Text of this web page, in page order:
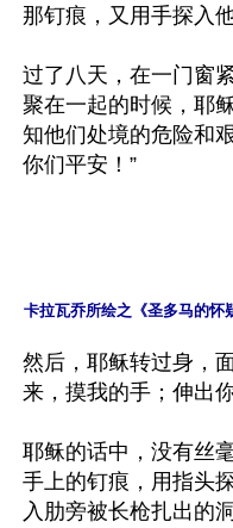
那钉痕，又用手探入
过了八天，在一门窗
聚在一起的时候，耶
知他们处境的危险和
卡拉瓦乔所绘之《圣多马的怀
然后，耶稣转过身，
来，摸我的手；伸出
耶稣的话中，没有丝
手上的钉痕，用指头
入肋旁被长枪扎出的